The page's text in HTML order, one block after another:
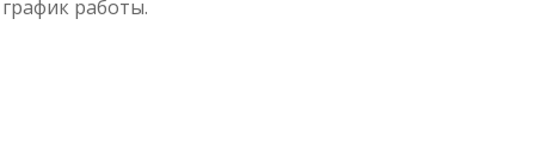
работы.